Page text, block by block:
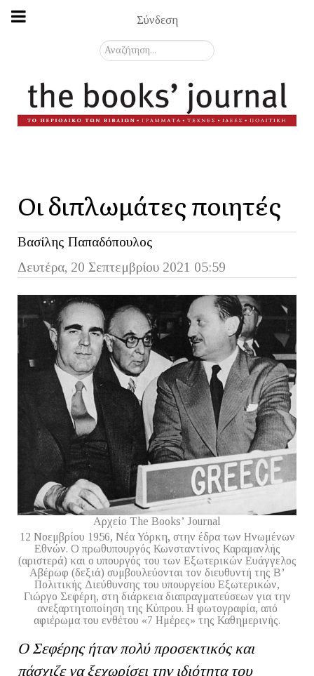
Σύνδεση
Αναζήτηση...
Οι διπλωμάτες ποιητές
Βασίλης Παπαδόπουλος
Δευτέρα, 20 Σεπτεμβρίου 2021 05:59
Αρχείο The Books’ Journal
12 Νοεμβρίου 1956, Νέα Υόρκη, στην έδρα των Ηνωμένων
Εθνών. Ο πρωθυπουργός Κωνσταντίνος Καραμανλής
(αριστερά) και ο υπουργός του των Εξωτερικών Ευάγγελος
Αβέρωφ (δεξιά) συμβουλεύονται τον διευθυντή της Β’
Πολιτικής Διεύθυνσης του υπουργείου Εξωτερικών,
Γιώργο Σεφέρη, στη διάρκεια διαπραγματεύσεων για την
ανεξαρτητοποίηση της Κύπρου. Η φωτογραφία, από
αφιέρωμα του ενθέτου «7 Ημέρες» της Καθημερινής.
Ο Σεφέρης ήταν πολύ προσεκτικός και
πάσχιζε να ξεχωρίσει την ιδιότητα του